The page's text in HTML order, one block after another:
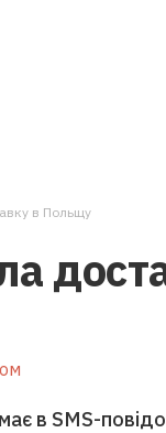
в Польщу
в SMS-